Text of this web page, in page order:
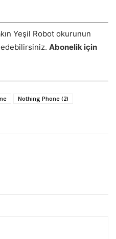
Yeşil Robot okurunun
Abonelik için
Nothing Phone (2)